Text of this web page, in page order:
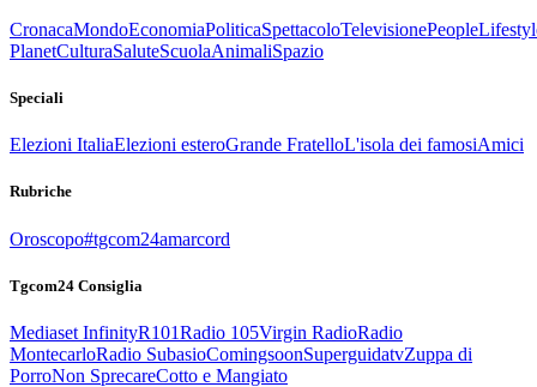
CronacaMondoEconomiaPoliticaSpettacoloTelevisionePeople
PlanetCulturaSaluteScuolaAnimaliSpazio
Speciali
Elezioni ItaliaElezioni esteroGrande FratelloL'isola dei famosiAmici
Rubriche
Oroscopo#tgcom24amarcord
Tgcom24 Consiglia
Mediaset InfinityR101Radio 105Virgin RadioRadio
MontecarloRadio SubasioComingsoonSuperguidatvZuppa di
PorroNon SprecareCotto e Mangiato